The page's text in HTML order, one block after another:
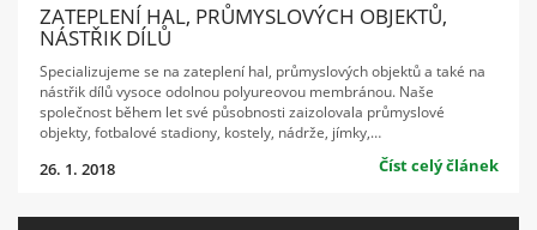
ZATEPLENÍ HAL, PRŮMYSLOVÝCH OBJEKTŮ,
NÁSTŘIK DÍLŮ
Specializujeme se na zateplení hal, průmyslových objektů a také na
nástřik dílů vysoce odolnou polyureovou membránou. Naše
společnost během let své působnosti zaizolovala průmyslové
objekty, fotbalové stadiony, kostely, nádrže, jímky,…
26. 1. 2018 Číst celý článek